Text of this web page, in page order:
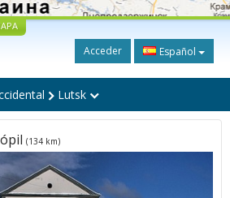
Acceder Español
Lutsk
(134 km)